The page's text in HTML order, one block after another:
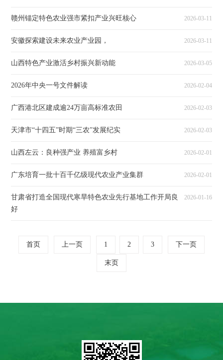
赣州锚定特色农业强市紧扣产业兴旺核心 2026-03-11
安徽探索建设未来农业产业园， 2026-03-11
山西特色产业激活乡村振兴新动能 2026-03-05
2026年中央一号文件解读 2026-02-04
广西港北区建成逾24万亩高标准农田 2026-02-03
天津市“十四五”时期“三农”发展纪实 2026-02-03
山西左云：良种强产业 养殖富乡村 2026-02-01
广东培育一批十百千亿级现代农业产业集群 2026-02-01
甘肃省打造全国现代寒旱特色农业先行基地工作开局良
好
2026-01-16
首页 上一页 1 2 3 下一页
末页